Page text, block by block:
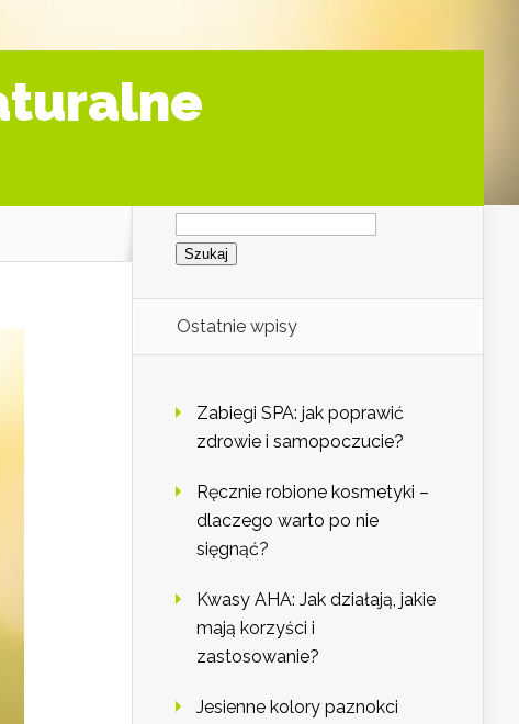
Szukaj:
Ostatnie wpisy
Zabiegi SPA: jak poprawić
zdrowie i samopoczucie?
Ręcznie robione kosmetyki –
dlaczego warto po nie
sięgnąć?
Kwasy AHA: Jak działają, jakie
mają korzyści i
zastosowanie?
Jesienne kolory paznokci